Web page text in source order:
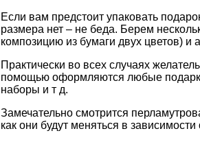
Если вам предстоит упаковать
размера нет – не беда. Берем
композицию из бумаги двух цветов) и
Практически во всех случаях
помощью оформляются любые
наборы и т д.
Замечательно смотрится
как они будут меняться в